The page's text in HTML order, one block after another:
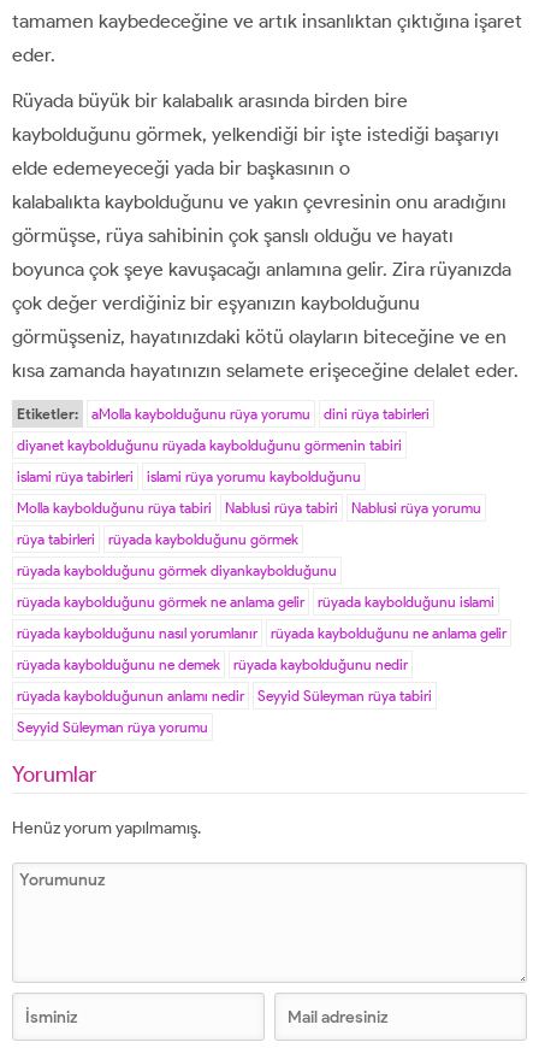
tamamen kaybedeceğine ve artık insanlıktan çıktığına işaret
eder.
Rüyada büyük bir kalabalık arasında birden bire
kaybolduğunu görmek, yelkendiği bir işte istediği başarıyı
elde edemeyeceği yada bir başkasının o
kalabalıkta kaybolduğunu ve yakın çevresinin onu aradığını
görmüşse, rüya sahibinin çok şanslı olduğu ve hayatı
boyunca çok şeye kavuşacağı anlamına gelir. Zira rüyanızda
çok değer verdiğiniz bir eşyanızın kaybolduğunu
görmüşseniz, hayatınızdaki kötü olayların biteceğine ve en
kısa zamanda hayatınızın selamete erişeceğine delalet eder.
Etiketler: aMolla kaybolduğunu rüya yorumu
dini rüya tabirleri
diyanet kaybolduğunu rüyada kaybolduğunu görmenin tabiri
islami rüya tabirleri
islami rüya yorumu kaybolduğunu
Molla kaybolduğunu rüya tabiri
Nablusi rüya tabiri
Nablusi rüya yorumu
rüya tabirleri
rüyada kaybolduğunu görmek
rüyada kaybolduğunu görmek diyankaybolduğunu
rüyada kaybolduğunu görmek ne anlama gelir
rüyada kaybolduğunu islami
rüyada kaybolduğunu nasıl yorumlanır
rüyada kaybolduğunu ne anlama gelir
rüyada kaybolduğunu ne demek
rüyada kaybolduğunu nedir
rüyada kaybolduğunun anlamı nedir
Seyyid Süleyman rüya tabiri
Seyyid Süleyman rüya yorumu
Yorumlar
Henüz yorum yapılmamış.